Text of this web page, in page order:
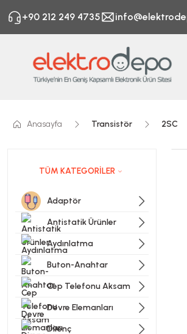
+90 212 249 4735
Anasayfa Transistör 2SC
TÜM KATEGORİLER
Adaptör
Antistatik Ürünler
Aydınlatma
Buton-Anahtar
Cep Telefonu Aksam
Devre Elemanları
Direnç